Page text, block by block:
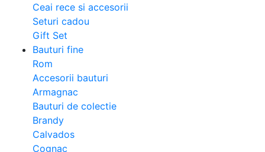
Ceai rece si accesorii
Seturi cadou
Gift Set
Bauturi fine
Rom
Accesorii bauturi
Armagnac
Bauturi de colectie
Brandy
Calvados
Cognac